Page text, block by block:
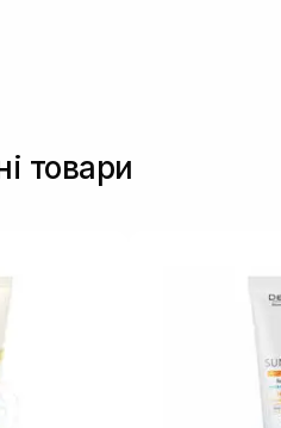
товари